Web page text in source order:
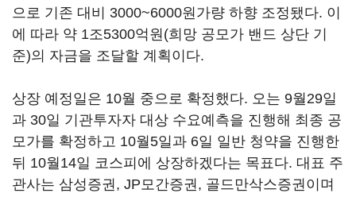
으로 기존 대비 3000~6000원가량 하향 조정됐다. 이
에 따라 약 1조5300억원(희망 공모가 밴드 상단 기
준)의 자금을 조달할 계획이다.
상장 예정일은 10월 중으로 확정했다. 오는 9월29일
과 30일 기관투자자 대상 수요예측을 진행해 최종 공
모가를 확정하고 10월5일과 6일 일반 청약을 진행한
뒤 10월14일 코스피에 상장하겠다는 목표다. 대표 주
관사는 삼성증권, JP모간증권, 골드만삭스증권이며